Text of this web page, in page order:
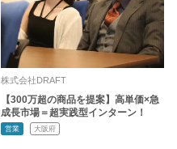
株式会社DRAFT
【300万超の商品を提案】高単価×急
成長市場＝超実践型インターン！
営業 大阪府